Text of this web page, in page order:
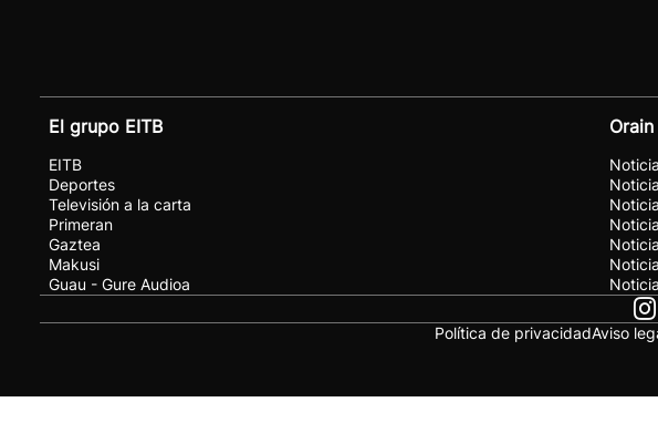
El grupo EITB
EITB
Deportes
Televisión a la carta
Primeran
Gaztea
Makusi
Guau - Gure Audioa
Orain
Política de privacidadAviso